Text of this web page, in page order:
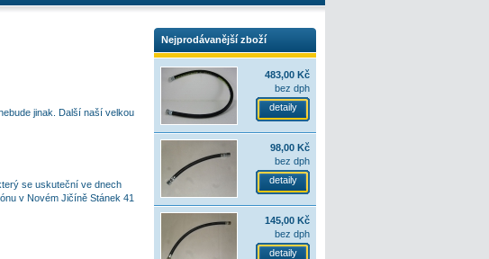
Nejprodávanější zboží
483,00 Kč
bez dph
detaily
98,00 Kč
bez dph
detaily
145,00 Kč
bez dph
detaily
jinak. Další naší velkou
se uskuteční ve dnech
v Novém Jičíně Stánek 41